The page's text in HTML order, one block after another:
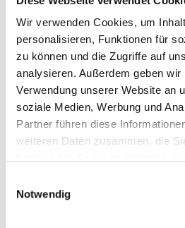
Wir verwenden Cookies, um
personalisieren, Funktionen für
zu können und die Zugriffe auf
analysieren. Außerdem geben
Verwendung unserer Website an
soziale Medien, Werbung und
Partner führen diese
weiteren Daten zusammen, die
Notwendig
und der öffentliche Nahverkehr
werden müssen. Pune zum
Fahrzeugflotte zu verdoppeln
Elektrobusse. Durch die
Fahrgastzahlen von Bus- und
allerdings stark
bestehenden finanziellen
verschärft hat. In Zukunft
der öffentliche Nahverkehr von
Lockdowns erholt und von den